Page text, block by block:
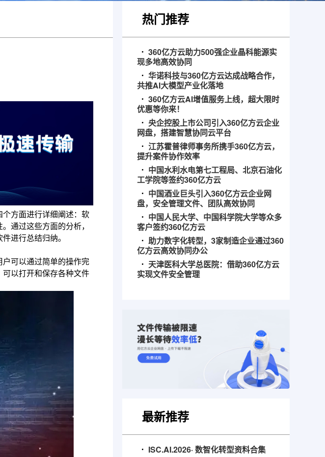
方面进行详细阐述：软
通过这些方面的分析，
进行总结归纳。
可以通过简单的操作完
以打开和保存各种文件
热门推荐
360亿方云助力500强企业晶科能源实
现多地高效协同
华诺科技与360亿方云达成战略合作，
共推AI大模型产业化落地
360亿方云AI增值服务上线，超大限时
优惠等你来！
央企控股上市公司引入360亿方云企业
网盘，搭建智慧协同云平台
江苏霍普律师事务所携手360亿方云，
提升案件协作效率
中国水利水电第七工程局、北京石油化
工学院等签约360亿方云
中国酒业巨头引入360亿方云企业网
盘，安全管理文件、团队高效协同
中国人民大学、中国科学院大学等众多
客户签约360亿方云
助力数字化转型，3家制造企业通过360
亿方云高效协同办公
天津医科大学总医院：借助360亿方云
实现文件安全管理
最新推荐
ISC.AI.2026· 数智化转型资料合集